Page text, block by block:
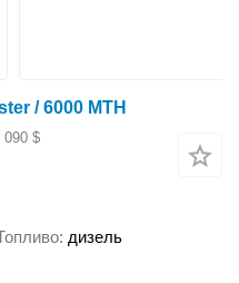
/ 6000 MTH
090 $
дизель